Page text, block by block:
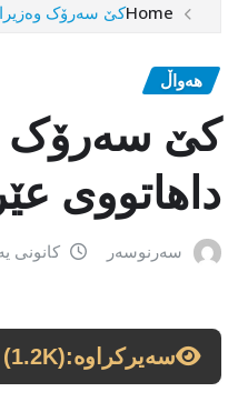
Homeکێ سەرۆک
هەواڵ
کێ سەرۆک
داهاتووی
سەرنوسەر کانونی
سەیرکراوە:(1.2K)